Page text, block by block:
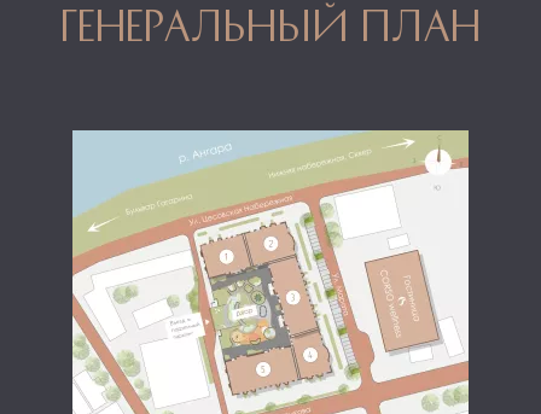
генеральный план